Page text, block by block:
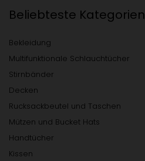
Beliebteste Kategorien
Bekleidung
Multifunktionale Schlauchtücher
Stirnbänder
Decken
Rucksackbeutel und Taschen
Mützen und Bucket Hats
Handtücher
Kissen